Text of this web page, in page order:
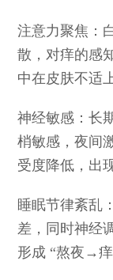
注意力聚焦：
散，对痒的感
中在皮肤不适
神经敏感：长
梢敏感，夜间
受度降低，出
睡眠节律紊乱
差，同时神经
形成 “熬夜→